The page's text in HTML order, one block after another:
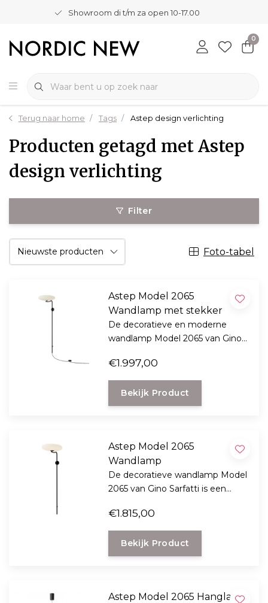
Showroom di t/m za open 10-17.00
0
Terug naar home Tags Astep design verlichting
Producten getagd met Astep
design verlichting
Filter
Foto-tabel
Astep Model 2065
Wandlamp met stekker
De decoratieve en moderne
wandlamp Model 2065 van Gino
en nu volledig in een nieuw
design jasje gestoken voor aan
uw muur
€1.997,00
Bekijk Product
Astep Model 2065
Wandlamp
De decoratieve wandlamp Model
2065 van Gino Sarfatti is een
volledig in een nieuw design jasje
gestoken voor aan uw muur.
€1.815,00
Bekijk Product
Astep Model 2065 Hanglamp